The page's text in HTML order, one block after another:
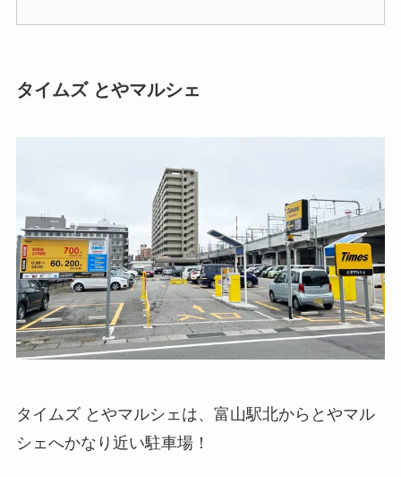
タイムズ とやマルシェ
タイムズ とやマルシェは、富山駅北からとやマル
シェへかなり近い駐車場！